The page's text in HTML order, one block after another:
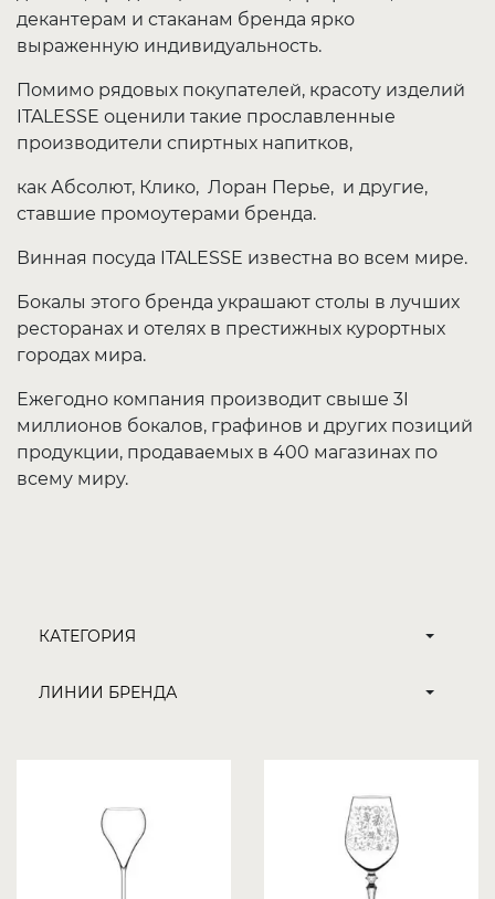
декантерам и стаканам бренда ярко
выраженную индивидуальность.
Помимо рядовых покупателей, красоту изделий
ITALESSE оценили такие прославленные
производители спиртных напитков,
как Абсолют, Клико, Лоран Перье, и другие,
ставшие промоутерами бренда.
Винная посуда ITALESSE известна во всем мире.
Бокалы этого бренда украшают столы в лучших
ресторанах и отелях в престижных курортных
городах мира.
Ежегодно компания производит свыше 3I
миллионов бокалов, графинов и других позиций
продукции, продаваемых в 400 магазинах по
всему миру.